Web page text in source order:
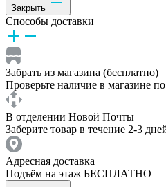
Закрыть
Способы доставки
Забрать из магазина (бесплатно)
Проверьте наличие в магазине
В отделении Новой Почты
Заберите товар в течение 2-3
Адресная доставка
Подъём на этаж БЕСПЛАТНО